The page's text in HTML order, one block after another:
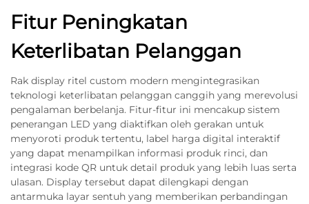
Fitur Peningkatan
Keterlibatan Pelanggan
Rak display ritel custom modern mengintegrasikan
teknologi keterlibatan pelanggan canggih yang merevolusi
pengalaman berbelanja. Fitur-fitur ini mencakup sistem
penerangan LED yang diaktifkan oleh gerakan untuk
menyoroti produk tertentu, label harga digital interaktif
yang dapat menampilkan informasi produk rinci, dan
integrasi kode QR untuk detail produk yang lebih luas serta
ulasan. Display tersebut dapat dilengkapi dengan
antarmuka layar sentuh yang memberikan perbandingan